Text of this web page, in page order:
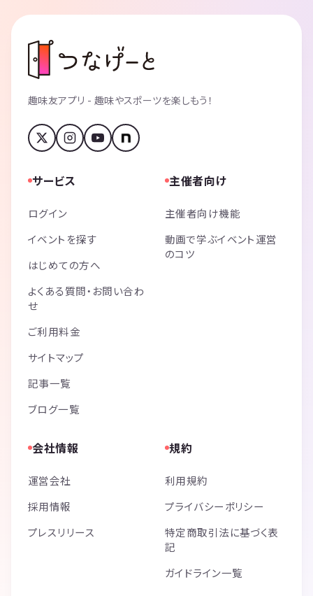
趣味友アプリ - 趣味やスポーツを楽しもう！
サービス
ログイン
イベントを探す
はじめての方へ
よくある質問・お問い合わ
せ
ご利用料金
サイトマップ
記事一覧
ブログ一覧
主催者向け
主催者向け機能
動画で学ぶイベント運営
のコツ
会社情報
運営会社
採用情報
プレスリリース
規約
利用規約
プライバシーポリシー
特定商取引法に基づく表
記
ガイドライン一覧